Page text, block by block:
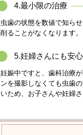
4.最小限の治療
虫歯の状態を数値で知ら
削ることがなくなります。
5.妊婦さんにも安心
妊娠中ですと、歯科治療
ンを撮影しなくても虫歯
いため、お子さんや妊婦